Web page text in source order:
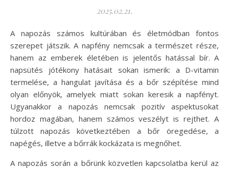
2025.02.21.
A napozás számos kultúrában és életmódban fontos
szerepet játszik. A napfény nemcsak a természet része,
hanem az emberek életében is jelentős hatással bír. A
napsütés jótékony hatásait sokan ismerik: a D-vitamin
termelése, a hangulat javítása és a bőr szépítése mind
olyan előnyök, amelyek miatt sokan keresik a napfényt.
Ugyanakkor a napozás nemcsak pozitív aspektusokat
hordoz magában, hanem számos veszélyt is rejthet. A
túlzott napozás következtében a bőr öregedése, a
napégés, illetve a bőrrák kockázata is megnőhet.
A napozás során a bőrünk közvetlen kapcsolatba kerül az